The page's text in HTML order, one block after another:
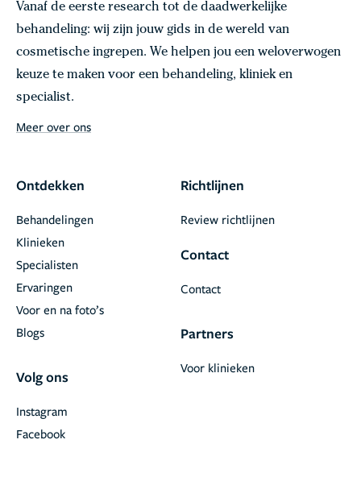
Vanaf de eerste research tot de daadwerkelijke
behandeling: wij zijn jouw gids in de wereld van
cosmetische ingrepen. We helpen jou een weloverwogen
keuze te maken voor een behandeling, kliniek en
specialist.
Meer over ons
Ontdekken
Behandelingen
Klinieken
Specialisten
Ervaringen
Voor en na foto’s
Blogs
Volg ons
Facebook
Instagram
Richtlijnen
Review richtlijnen
Contact
Contact
Partners
Voor klinieken